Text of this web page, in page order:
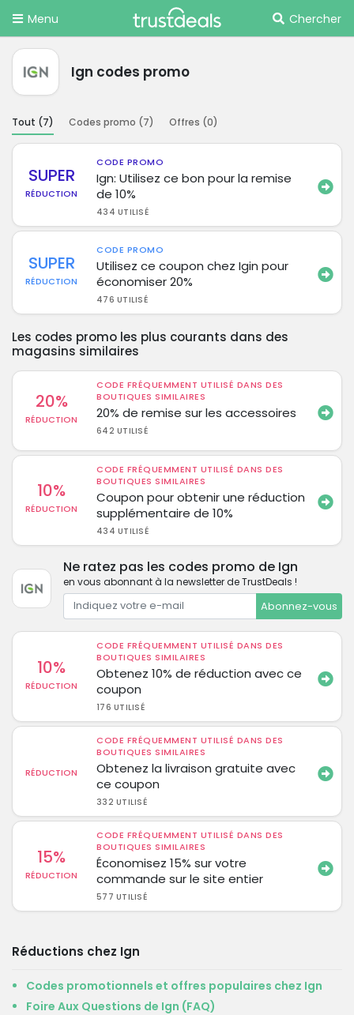
Menu Chercher
Ign codes promo
Tout (7) Codes promo (7) Offres (0)
SUPER
RÉDUCTION
CODE PROMO
Ign: Utilisez ce bon pour la remise
de 10%
434 UTILISÉ
SUPER
RÉDUCTION
CODE PROMO
Utilisez ce coupon chez Igin pour
économiser 20%
476 UTILISÉ
Les codes promo les plus courants dans des
magasins similaires
20%
RÉDUCTION
CODE FRÉQUEMMENT UTILISÉ DANS DES
BOUTIQUES SIMILAIRES
20% de remise sur les accessoires
642 UTILISÉ
10%
RÉDUCTION
CODE FRÉQUEMMENT UTILISÉ DANS DES
BOUTIQUES SIMILAIRES
Coupon pour obtenir une réduction
supplémentaire de 10%
434 UTILISÉ
Ne ratez pas les codes promo de Ign
en vous abonnant à la newsletter de TrustDeals !
Abonnez-vous
10%
RÉDUCTION
CODE FRÉQUEMMENT UTILISÉ DANS DES
BOUTIQUES SIMILAIRES
Obtenez 10% de réduction avec ce
coupon
176 UTILISÉ
RÉDUCTION
CODE FRÉQUEMMENT UTILISÉ DANS DES
BOUTIQUES SIMILAIRES
Obtenez la livraison gratuite avec
ce coupon
332 UTILISÉ
15%
RÉDUCTION
CODE FRÉQUEMMENT UTILISÉ DANS DES
BOUTIQUES SIMILAIRES
Économisez 15% sur votre
commande sur le site entier
577 UTILISÉ
Réductions chez Ign
Codes promotionnels et offres populaires chez Ign
Foire Aux Questions de Ign (FAQ)